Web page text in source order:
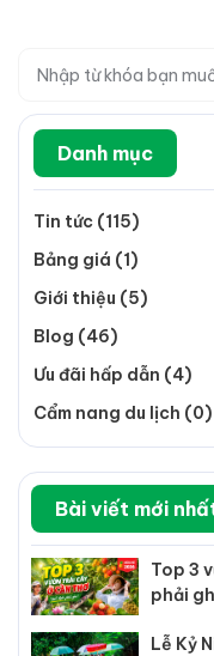
Danh mục
Tin tức (115)
Bảng giá (1)
Giới thiệu (5)
Blog (46)
Ưu đãi hấp dẫn (4)
Cẩm nang du lịch (0)
Bài viết mới
Top 3
phải
Lễ Kỷ